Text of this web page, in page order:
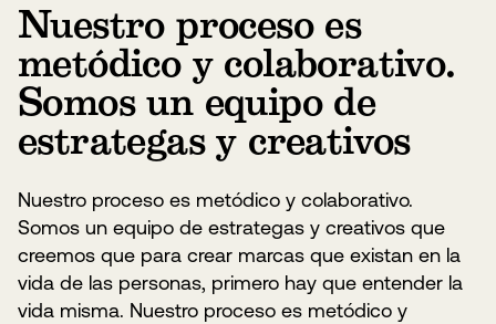
Nuestro proceso es
metódico y colaborativo.
Somos un equipo de
estrategas y creativos
Nuestro proceso es metódico y colaborativo.
Somos un equipo de estrategas y creativos que
creemos que para crear marcas que existan en la
vida de las personas, primero hay que entender la
vida misma. Nuestro proceso es metódico y